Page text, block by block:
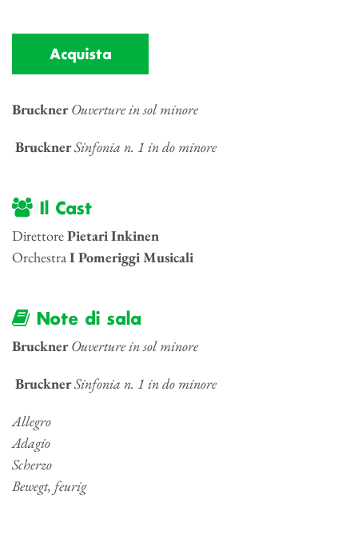
Acquista
BrucknerOuverture in sol minore
BrucknerSinfonia n. 1 in do minore
Il Cast
DirettorePietari Inkinen
OrchestraI Pomeriggi Musicali
Note di sala
BrucknerOuverture in sol minore
BrucknerSinfonia n. 1 in do minore
Allegro
Adagio
Scherzo
Bewegt, feurig